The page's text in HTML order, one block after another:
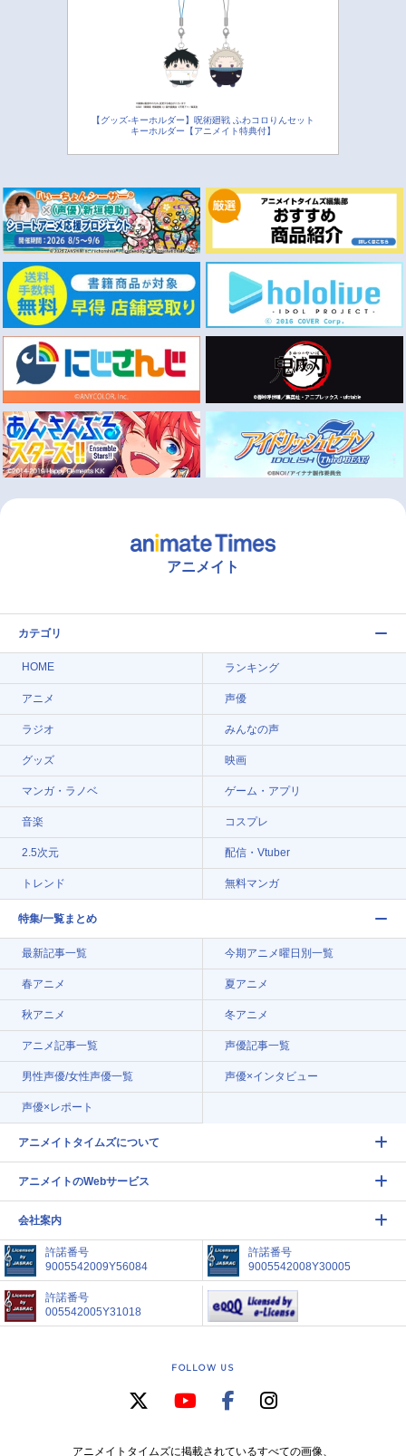
【グッズ-キーホルダー】呪術廻戦 ふわコロりんセット
キーホルダー【アニメイト特典付】
アニメイト
カテゴリ
HOME ランキング
アニメ 声優
ラジオ みんなの声
グッズ 映画
マンガ・ラノベ ゲーム・アプリ
音楽 コスプレ
2.5次元 配信・Vtuber
トレンド 無料マンガ
特集/一覧まとめ
最新記事一覧 今期アニメ曜日別一覧
春アニメ 夏アニメ
秋アニメ 冬アニメ
アニメ記事一覧 声優記事一覧
男性声優/女性声優一覧 声優×インタビュー
声優×レポート
アニメイトタイムズについて
アニメイトのWebサービス
会社案内
許諾番号
9005542009Y56084
許諾番号
9005542008Y30005
許諾番号
005542005Y31018
FOLLOW US
アニメイトタイムズに掲載されているすべての画像、